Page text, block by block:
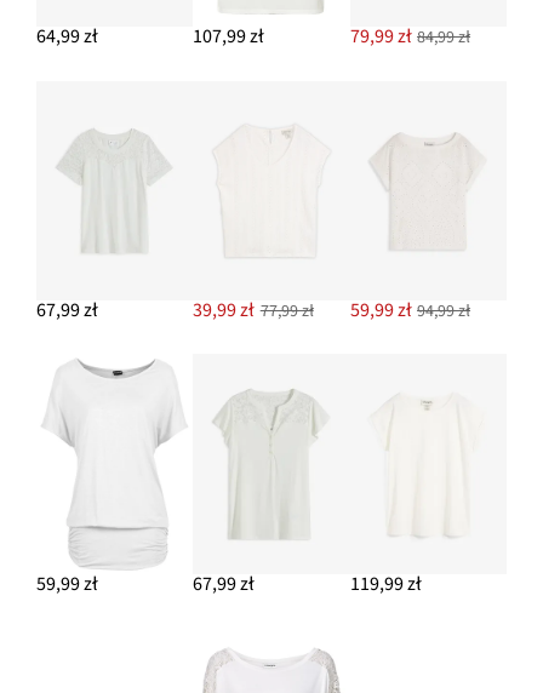
142,99 zł
DODAJ DO KOSZYKA
64,99 zł 107,99 zł 79,99 zł 84,99 zł
67,99 zł 39,99 zł 77,99 zł 59,99 zł 94,99 zł
59,99 zł 67,99 zł 119,99 zł